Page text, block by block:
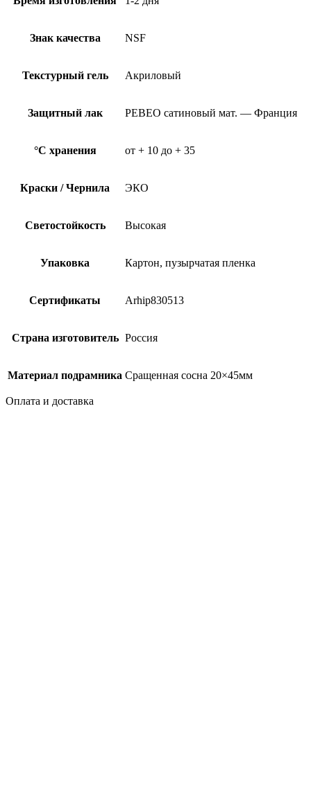
Знак качества NSF
Текстурный гель Акриловый
Защитный лак PEBEO сатиновый мат. — Франция
°C хранения от + 10 до + 35
Краски / Чернила ЭКО
Светостойкость Высокая
Упаковка Картон, пузырчатая пленка
Сертификаты Arhip830513
Страна изготовитель Россия
Материал подрамника Сращенная сосна 20×45мм
Оплата и доставка